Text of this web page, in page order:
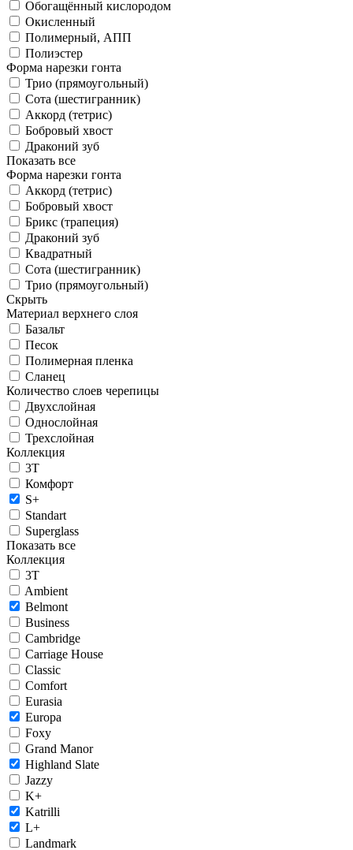
Обогащённый кислородом
Окисленный
Полимерный, АПП
Полиэстер
Форма нарезки гонта
Трио (прямоугольный)
Сота (шестигранник)
Аккорд (тетрис)
Бобровый хвост
Драконий зуб
Показать все
Форма нарезки гонта
Аккорд (тетрис)
Бобровый хвост
Брикс (трапеция)
Драконий зуб
Квадратный
Сота (шестигранник)
Трио (прямоугольный)
Скрыть
Материал верхнего слоя
Базальт
Песок
Полимерная пленка
Сланец
Количество слоев черепицы
Двухслойная
Однослойная
Трехслойная
Коллекция
3T
Комфорт
S+
Standart
Superglass
Показать все
Коллекция
3T
Ambient
Belmont
Business
Cambridge
Carriage House
Classic
Comfort
Eurasia
Europa
Foxy
Grand Manor
Highland Slate
Jazzy
K+
Katrilli
L+
Landmark